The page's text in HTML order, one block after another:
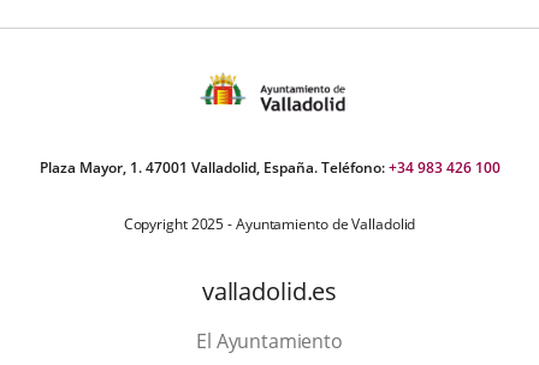
Plaza Mayor, 1. 47001 Valladolid, España. Teléfono:+34 983 426 100
Copyright 2025 - Ayuntamiento de Valladolid
valladolid.es
El Ayuntamiento